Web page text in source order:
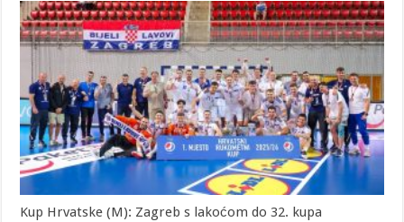
Kup Hrvatske (M): Zagreb s lakoćom do 32. kupa